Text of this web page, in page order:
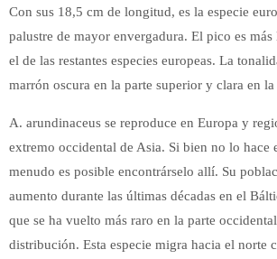
Con sus 18,5 cm de longitud, es la especie
palustre de mayor envergadura. El pico es
el de las restantes especies europeas. La
marrón oscura en la parte superior y clara en
A. arundinaceus se reproduce en Europa y
extremo occidental de Asia. Si bien no lo hace
menudo es posible encontrárselo allí. Su
aumento durante las últimas décadas en el
que se ha vuelto más raro en la parte
distribución. Esta especie migra hacia el norte